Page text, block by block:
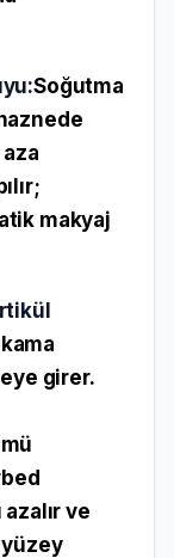
Soğutma
makyaj
girer.
ve
yüzey